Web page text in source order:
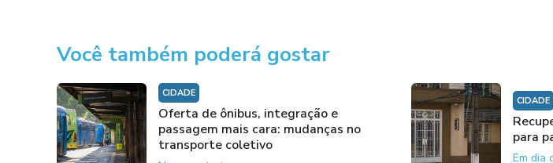
Você também poderá gostar
CIDADE
Oferta de ônibus, integração e
passagem mais cara: mudanças no
transporte coletivo
CIDADE
para
Em dia